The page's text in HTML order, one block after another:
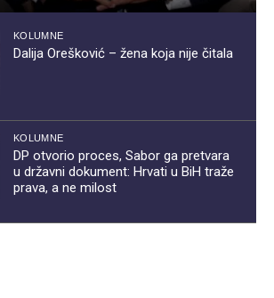
KOLUMNE
Dalija Orešković – žena koja nije čitala
KOLUMNE
DP otvorio proces, Sabor ga pretvara
u državni dokument: Hrvati u BiH traže
prava, a ne milost